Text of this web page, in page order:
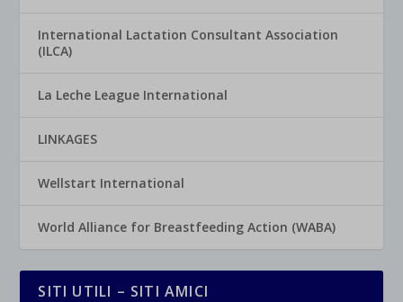
International Lactation Consultant Association
(ILCA)
La Leche League International
LINKAGES
Wellstart International
World Alliance for Breastfeeding Action (WABA)
SITI UTILI – SITI AMICI